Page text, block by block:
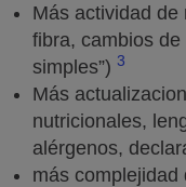
Más actividad de
fibra, cambios
simples”) 3
Más
nutricionales,
alérgenos,
más